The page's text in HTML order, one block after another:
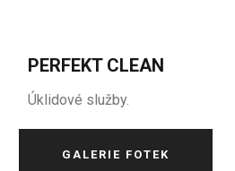
PERFEKT CLEAN
Úklidové služby.
GALERIE FOTEK